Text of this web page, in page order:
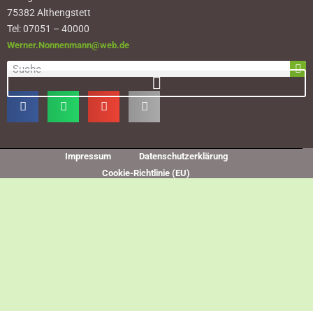
75382 Althengstett
Tel: 07051 – 40000
Werner.Nonnenmann@web.de
Impressum
Datenschutzerklärung
Cookie-Richtlinie (EU)